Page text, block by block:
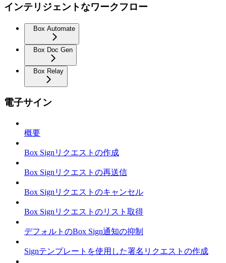
インテリジェントなワークフロー
Box Automate
Box Doc Gen
Box Relay
電子サイン
概要
Box Signリクエストの作成
Box Signリクエストの再送信
Box Signリクエストのキャンセル
Box Signリクエストのリスト取得
デフォルトのBox Sign通知の抑制
Signテンプレートを使用した署名リクエストの作成